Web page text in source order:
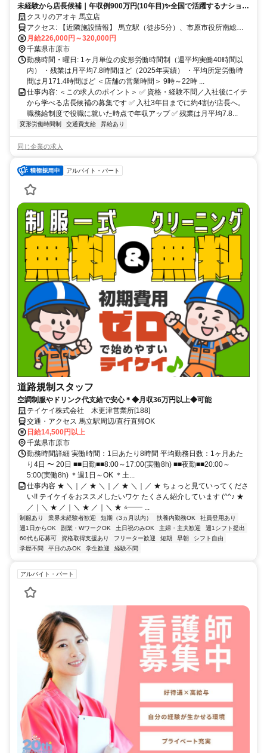
未経験から店長候補｜年収例900万円(10年目)✨全国で活躍するナショナ
ル社員✅社宅あり
クスリのアオキ 馬立店
アクセス: 【近隣施設情報】 馬立駅（徒歩5分）、市原市役所南総支
所（車5分）、市原ぞうの国（車10分）
月給226,000円～320,000円
千葉県市原市
勤務時間・曜日: 1ヶ月単位の変形労働時間制（週平均実働40時間以
内） ・残業は月平均7.8時間ほど（2025年実績） ・平均所定労働時
間は月171.4時間ほど ＜店舗の営業時間＞ 9時～22時 ...
仕事内容: ＜この求人のポイント＞ ✅ 資格・経験不問／入社後にイチ
から学べる店長候補の募集です ✅ 入社3年目までに約4割が店長へ。
職務給制度で役職に就いた時点で年収アップ ✅ 残業は月平均7.8...
変形労働時間制 交通費支給 昇給あり
同じ企業の求人
アルバイト・パート
道路規制スタッフ
空調制服やドリンク代支給で安心＊◆月収36万円以上◆可能
テイケイ株式会社 木更津営業所[188]
交通・アクセス 馬立駅周辺/直行直帰OK
日給14,500円以上
千葉県市原市
勤務時間詳細 実働時間：1日あたり8時間 平均勤務日数：1ヶ月あた
り4日 〜 20日 ■■日勤■■8:00～17:00(実働8h) ■■夜勤■■20:00～
5:00(実働8h) ＊週1日～OK ＊土...
仕事内容 ★ ＼｜／ ★ ＼｜／ ★ ＼｜／ ★ ちょっと見ていってくださ
い!! テイケイをおススメしたいワケ たくさん紹介しています (^^♪ ★
／｜＼ ★ ／｜＼ ★ ／｜＼ ★ ⭐━━ ...
制服あり 業界未経験者歓迎 短期（3ヵ月以内） 扶養内勤務OK
社員登用あり
週1日からOK
副業・WワークOK 土日祝のみOK 主婦・主夫歓迎
週1シフト提出
60代も応募可
資格取得支援あり フリーター歓迎 短期 早朝
シフト自由
学歴不問
平日のみOK 学生歓迎 経験不問
アルバイト・パート